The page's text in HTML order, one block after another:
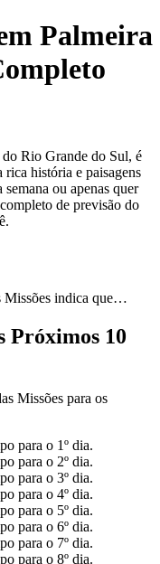
Palmeira
do Rio Grande do Sul, é
rica história e paisagens
ou apenas quer
de previsão do
Missões indica que…
Próximos 10
Missões para os
para o 1º dia.
para o 2º dia.
para o 3º dia.
para o 4º dia.
para o 5º dia.
para o 6º dia.
para o 7º dia.
para o 8º dia.